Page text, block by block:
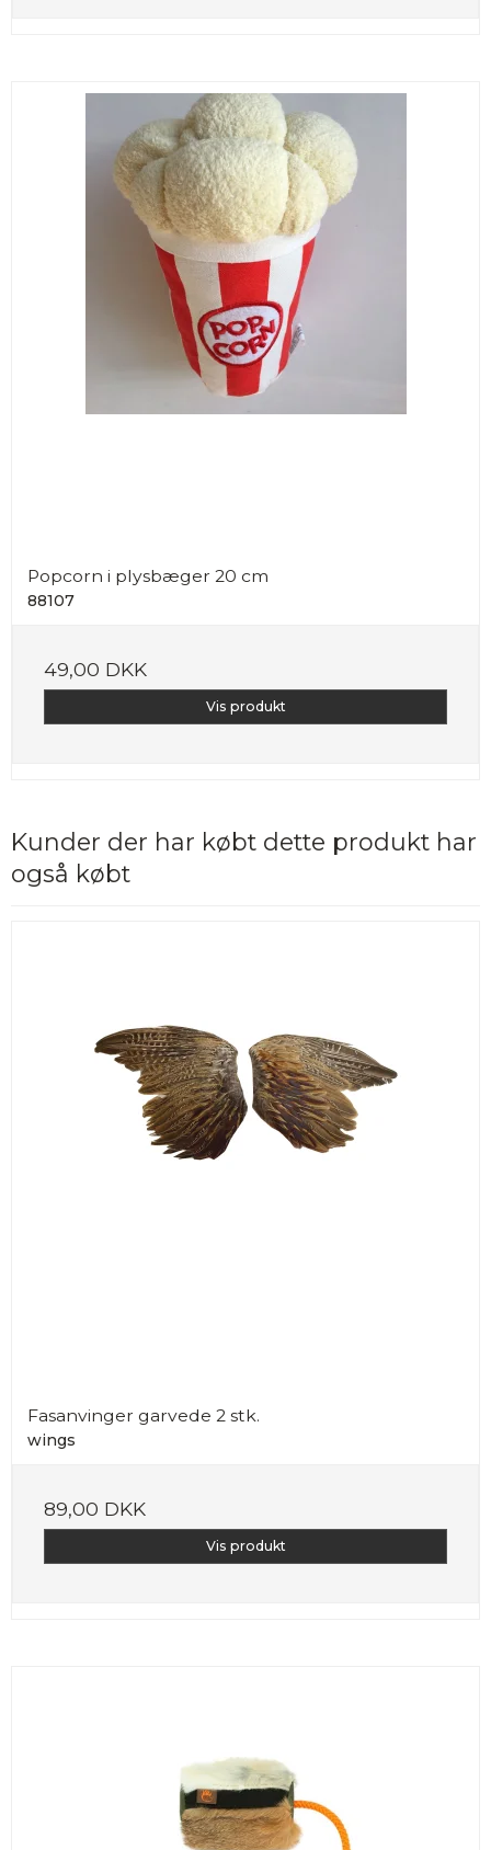
Popcorn i plysbæger 20 cm
88107
49,00 DKK
Vis produkt
Kunder der har købt dette produkt har
også købt
Fasanvinger garvede 2 stk.
wings
89,00 DKK
Vis produkt